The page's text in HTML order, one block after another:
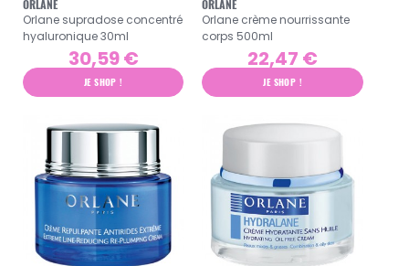
ORLANE
Orlane supradose concentré
hyaluronique 30ml
30,59 €
JE SHOP !
ORLANE
Orlane crème nourrissante
corps 500ml
22,47 €
JE SHOP !